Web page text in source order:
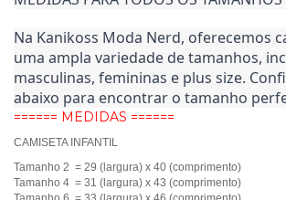
Na Kanikoss Moda Nerd, oferecemos
uma ampla variedade de tamanhos,
masculinas, femininas e plus size.
abaixo para encontrar o tamanho
====== MEDIDAS ======
CAMISETA INFANTIL
Tamanho 2 = 29 (largura) x 40 (comprimento)
Tamanho 4 = 31 (largura) x 43 (comprimento)